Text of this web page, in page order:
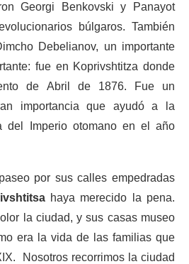
Georgi Benkovski y Panayot
búlgaros. También
Debelianov, un importante
fue en Koprivshtitza donde
de Abril de 1876. Fue un
importancia que ayudó a la
del Imperio otomano en el año
por sus calles empedradas
haya merecido la pena.
la ciudad, y sus casas museo
era la vida de las familias que
Nosotros recorrimos la ciudad